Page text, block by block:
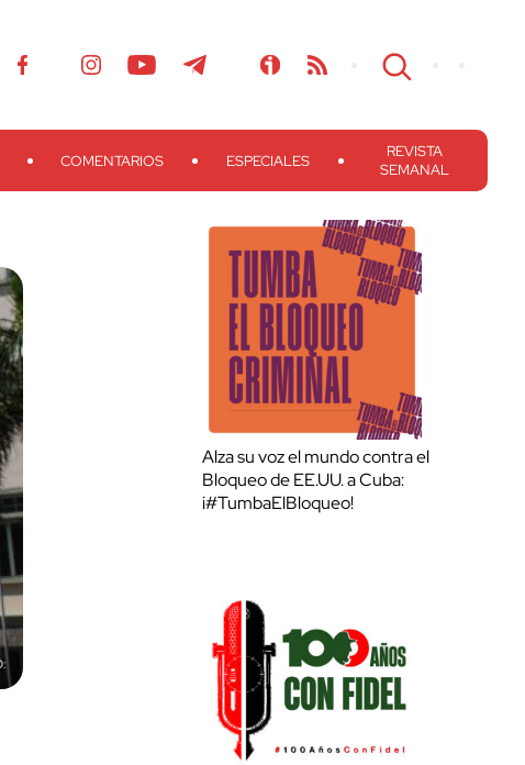
COMENTARIOS ESPECIALES
REVISTA
SEMANAL
Alza su voz el mundo contra el
Bloqueo de EE.UU. a Cuba:
¡#TumbaElBloqueo!